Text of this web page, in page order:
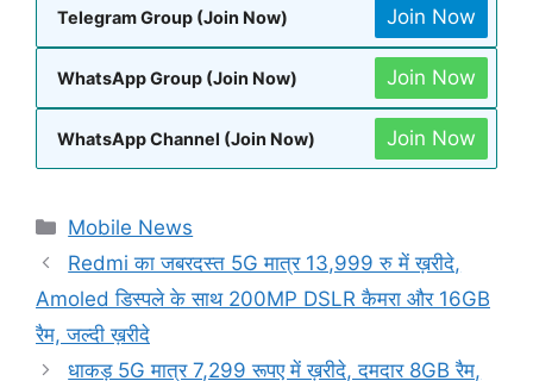
Telegram Group (Join Now) Join Now
WhatsApp Group (Join Now) Join Now
WhatsApp Channel (Join Now) Join Now
Categories
Mobile News
Redmi का जबरदस्त 5G मात्र 13,999 रु में ख़रीदे,
Amoled डिस्पले के साथ 200MP DSLR कैमरा और 16GB
रैम, जल्दी ख़रीदे
धाकड़ 5G मात्र 7,299 रूपए में ख़रीदे, दमदार 8GB रैम,